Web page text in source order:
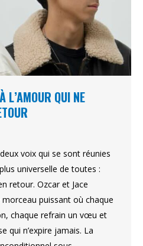
L’AMOUR QUI NE
voix qui se sont réunies
universelle de toutes :
retour. Ozcar et Jace
morceau puissant où chaque
chaque refrain un vœu et
qui n’expire jamais. La